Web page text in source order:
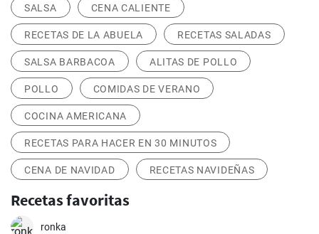
SALSA CENA CALIENTE
RECETAS DE LA ABUELA RECETAS SALADAS
SALSA BARBACOA ALITAS DE POLLO
POLLO COMIDAS DE VERANO
COCINA AMERICANA
RECETAS PARA HACER EN 30 MINUTOS
CENA DE NAVIDAD RECETAS NAVIDEÑAS
Recetas favoritas
ronka